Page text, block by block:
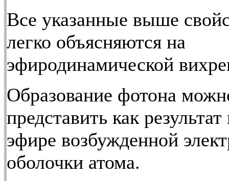
Все указанные выше
легко объясняются на
эфиродинамической
Образование фотона
представить как
эфире возбужденной
оболочки атома.